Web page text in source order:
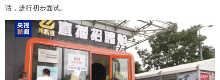
话，进行初步面试。